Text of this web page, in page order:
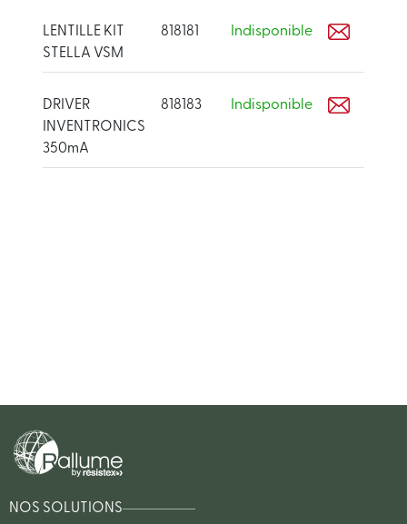
LENTILLE KIT
STELLA VSM
818181 Indisponible
DRIVER
INVENTRONICS
350mA
818183 Indisponible
NOS SOLUTIONS